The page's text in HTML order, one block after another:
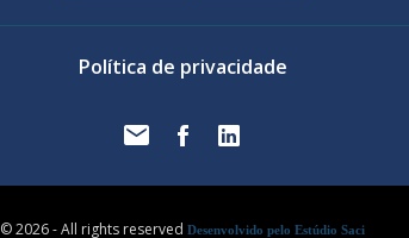
Política de privacidade
© 2026 - All rights reserved Desenvolvido pelo Estúdio Saci